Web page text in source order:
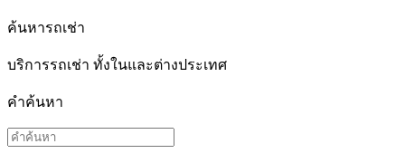
ค้นหารถเช่า
บริการรถเช่า ทั้งในและต่างประเทศ
คำค้นหา